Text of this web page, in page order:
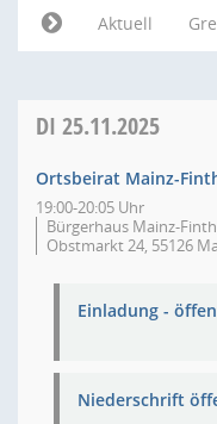
Aktuell
DI 25.11.2025
Ortsbeirat Mainz-
19:00-20:05 Uhr
Bürgerhaus Mainz-
Obstmarkt 24, 55126
Einladung -
Niederschrift